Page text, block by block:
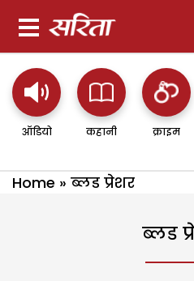
ऑडियो कहानी क्राइम
Home » ब्लड प्रेशर
ब्लड